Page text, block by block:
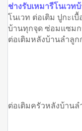
ช่างรับเหมารีโนเวท
โนเวท ต่อเติม ปูกะเ
บ้านทุกจุด ซ่อมแซมก
ต่อเติมหลังบ้านล
ต่อเติมครัวหลังบ้า